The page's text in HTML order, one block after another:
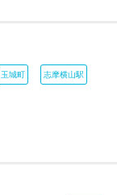
玉城町 志摩横山駅